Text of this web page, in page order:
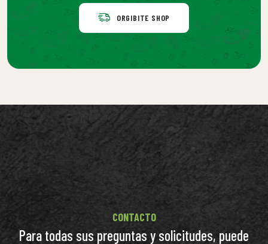
ORGIBITE SHOP
CONTACTO
Para todas sus preguntas y solicitudes, puede